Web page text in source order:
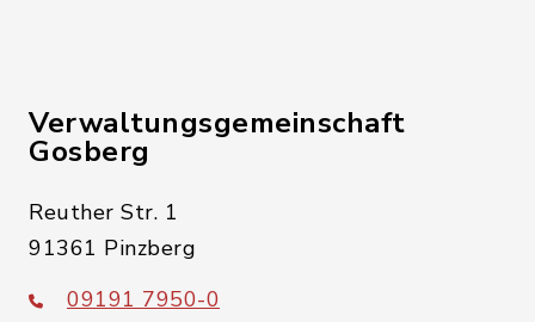
Verwaltungsgemeinschaft
Gosberg
Reuther Str. 1
91361 Pinzberg
09191 7950-0